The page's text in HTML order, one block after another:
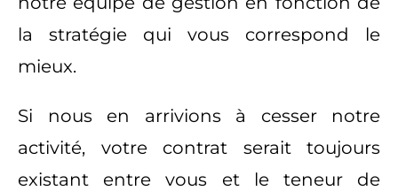
la stratégie qui vous correspond le
mieux.
Si nous en arrivions à cesser notre
activité, votre contrat serait toujours
existant entre vous et le teneur de